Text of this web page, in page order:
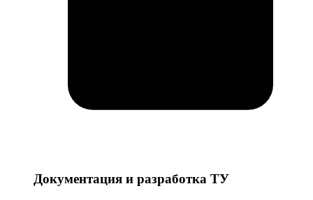
Документация и разработка ТУ